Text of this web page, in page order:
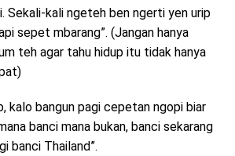
Sekali-kali ngeteh ben ngerti yen urip
sepet mbarang”. (Jangan hanya
teh agar tahu hidup itu tidak hanya
kalo bangun pagi cepetan ngopi biar
banci mana bukan, banci sekarang
banci Thailand”.